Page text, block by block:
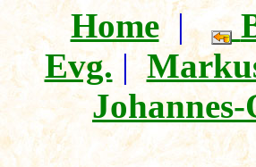
Home|
Evg. |